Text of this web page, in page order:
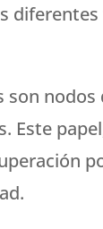
son
Este